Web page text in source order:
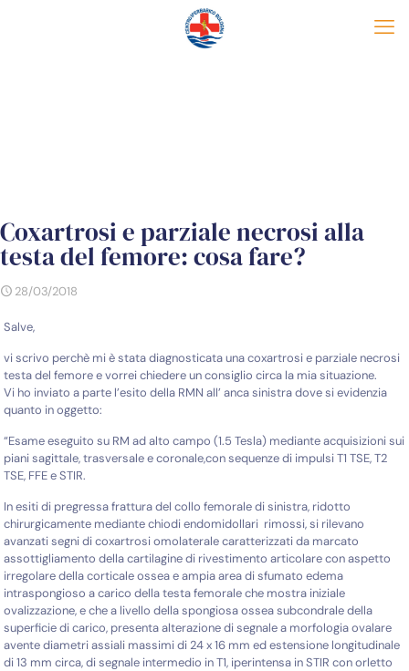
Coxartrosi e parziale necrosi alla
testa del femore: cosa fare?
28/03/2018
Salve,
vi scrivo perchè mi è stata diagnosticata una coxartrosi e parziale necrosi
testa del femore e vorrei chiedere un consiglio circa la mia situazione.
Vi ho inviato a parte l’esito della RMN all’ anca sinistra dove si evidenzia
quanto in oggetto:
“Esame eseguito su RM ad alto campo (1.5 Tesla) mediante acquisizioni sui
piani sagittale, trasversale e coronale,con sequenze di impulsi T1 TSE, T2
TSE, FFE e STIR.
In esiti di pregressa frattura del collo femorale di sinistra, ridotto
chirurgicamente mediante chiodi endomidollari rimossi, si rilevano
avanzati segni di coxartrosi omolaterale caratterizzati da marcato
assottigliamento della cartilagine di rivestimento articolare con aspetto
irregolare della corticale ossea e ampia area di sfumato edema
intraspongioso a carico della testa femorale che mostra iniziale
ovalizzazione, e che a livello della spongiosa ossea subcondrale della
superficie di carico, presenta alterazione di segnale a morfologia ovalare
avente diametri assiali massimi di 24 x 16 mm ed estensione longitudinale
di 13 mm circa, di segnale intermedio in T1, iperintensa in STIR con orletto